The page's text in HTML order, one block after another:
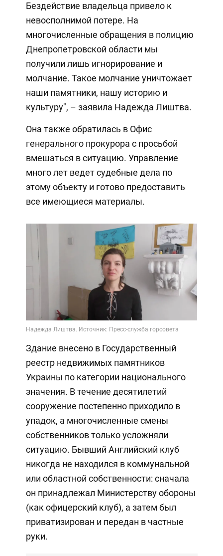
Бездействие владельца привело к
невосполнимой потере. На
многочисленные обращения в полицию
Днепропетровской области мы
получили лишь игнорирование и
молчание. Такое молчание уничтожает
наши памятники, нашу историю и
культуру", – заявила Надежда Лиштва.
Она также обратилась в Офис
генерального прокурора с просьбой
вмешаться в ситуацию. Управление
много лет ведет судебные дела по
этому объекту и готово предоставить
все имеющиеся материалы.
Здание внесено в Государственный
реестр недвижимых памятников
Украины по категории национального
значения. В течение десятилетий
сооружение постепенно приходило в
упадок, а многочисленные смены
собственников только усложняли
ситуацию. Бывший Английский клуб
никогда не находился в коммунальной
или областной собственности: сначала
он принадлежал Министерству обороны
(как офицерский клуб), а затем был
приватизирован и передан в частные
руки.